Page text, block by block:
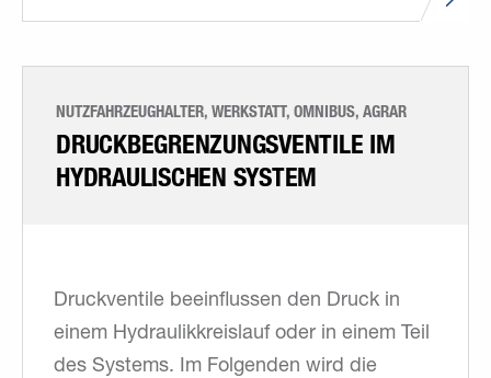
NUTZFAHRZEUGHALTER, WERKSTATT, OMNIBUS, AGRAR
DRUCKBEGRENZUNGSVENTILE IM
HYDRAULISCHEN SYSTEM
Druckventile beeinflussen den Druck in
einem Hydraulikkreislauf oder in einem Teil
des Systems. Im Folgenden wird die